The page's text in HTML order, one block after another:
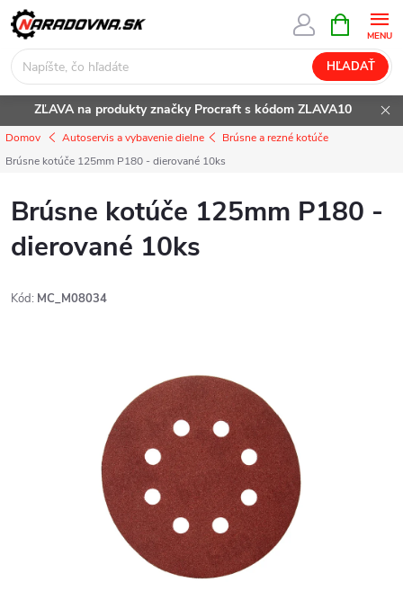
Prejsť
na
obsah
HĽADAŤ
KOŠÍK
ZĽAVA na produkty značky Procraft s kódom ZLAVA10
Domov Autoservis a vybavenie dielne
Brúsne a rezné kotúče
Brúsne kotúče 125mm P180 - dierované 10ks
Brúsne kotúče 125mm P180 -
dierované 10ks
Kód: MC_M08034